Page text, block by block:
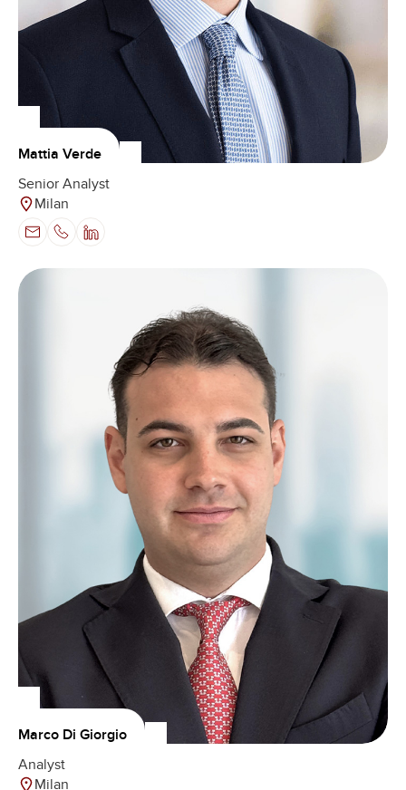
Mattia Verde
Senior Analyst
Milan
Marco Di Giorgio
Analyst
Milan